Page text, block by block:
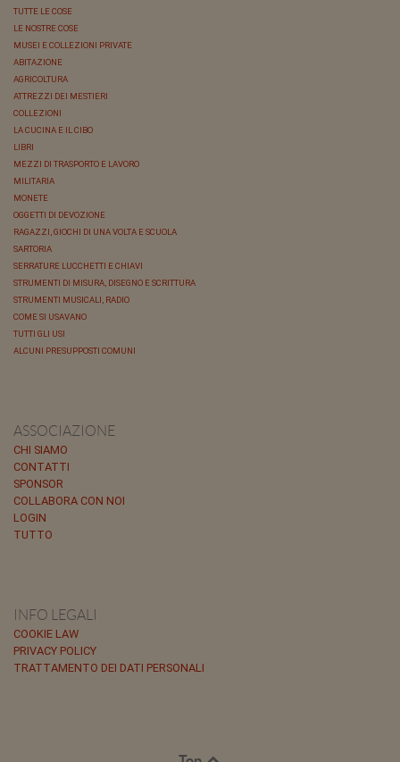
TUTTE LE COSE
LE NOSTRE COSE
MUSEI E COLLEZIONI PRIVATE
ABITAZIONE
AGRICOLTURA
ATTREZZI DEI MESTIERI
COLLEZIONI
LA CUCINA E IL CIBO
LIBRI
MEZZI DI TRASPORTO E LAVORO
MILITARIA
MONETE
OGGETTI DI DEVOZIONE
RAGAZZI, GIOCHI DI UNA VOLTA E SCUOLA
SARTORIA
SERRATURE LUCCHETTI E CHIAVI
STRUMENTI DI MISURA, DISEGNO E SCRITTURA
STRUMENTI MUSICALI, RADIO
COME SI USAVANO
TUTTI GLI USI
ALCUNI PRESUPPOSTI COMUNI
ASSOCIAZIONE
CHI SIAMO
CONTATTI
SPONSOR
COLLABORA CON NOI
LOGIN
TUTTO
INFO LEGALI
COOKIE LAW
PRIVACY POLICY
TRATTAMENTO DEI DATI PERSONALI